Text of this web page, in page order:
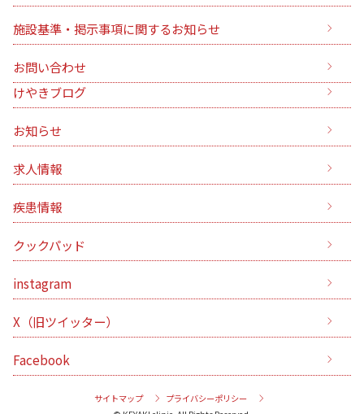
施設基準・掲示事項に関するお知らせ
お問い合わせ
けやきブログ
お知らせ
求人情報
疾患情報
クックパッド
instagram
X（旧ツイッター）
Facebook
サイトマップ
プライバシーポリシー